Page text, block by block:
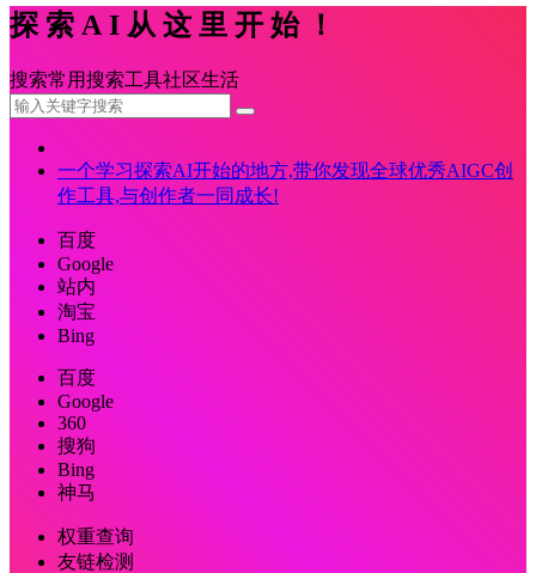
探索AI从这里开始！
搜索常用搜索工具社区生活
一个学习探索AI开始的地方,带你发现全球优秀AIGC创
作工具,与创作者一同成长!
百度
Google
站内
淘宝
Bing
百度
Google
360
搜狗
Bing
神马
权重查询
友链检测